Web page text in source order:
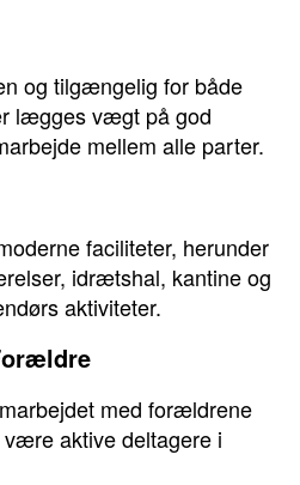
og tilgængelig for både
lægges vægt på god
mellem alle parter.
faciliteter, herunder
idrætshal, kantine og
aktiviteter.
med forældrene
aktive deltagere i